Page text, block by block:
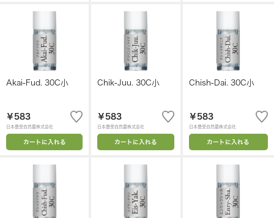
Akai-Fud. 30C小
￥583
日本豊受自然農株式会社
カートに入れる
Chik-Juu. 30C小
￥583
日本豊受自然農株式会社
カートに入れる
Chish-Dai. 30C小
￥583
日本豊受自然農株式会社
カートに入れる